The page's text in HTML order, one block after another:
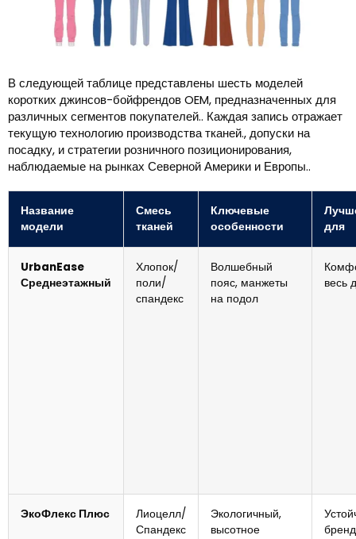
В следующей таблице представлены шесть моделей
коротких джинсов-бойфрендов OEM, предназначенных для
различных сегментов покупателей.. Каждая запись отражает
текущую технологию производства тканей., допуски на
посадку, и стратегии розничного позиционирования,
наблюдаемые на рынках Северной Америки и Европы..
Название
модели
Смесь
тканей
Ключевые
особенности
для
UrbanEase
Среднеэтажный
Хлопок/
поли/
спандекс
Волшебный
пояс, манжеты
на подол
весь
ЭкоФлекс Плюс
Лиоцелл/
Спандекс
Экологичный,
высотное